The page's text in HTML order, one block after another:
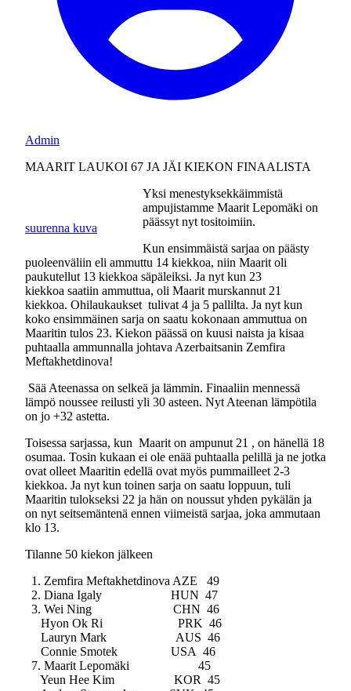
Admin
MAARIT LAUKOI 67 JA JÄI KIEKON FINAALISTA
suurenna kuva
Yksi menestyksekkäimmistä
ampujistamme Maarit Lepomäki on
päässyt nyt tositoimiin.
Kun ensimmäistä sarjaa on päästy
puoleenväliin eli ammuttu 14 kiekkoa, niin Maarit oli
paukutellut 13 kiekkoa säpäleiksi. Ja nyt kun 23
kiekkoa saatiin ammuttua, oli Maarit murskannut 21
kiekkoa. Ohilaukaukset tulivat 4 ja 5 pallilta. Ja nyt kun
koko ensimmäinen sarja on saatu kokonaan ammuttua on
Maaritin tulos 23. Kiekon päässä on kuusi naista ja kisaa
puhtaalla ammunnalla johtava Azerbaitsanin Zemfira
Meftakhetdinova!
Sää Ateenassa on selkeä ja lämmin. Finaaliin mennessä
lämpö noussee reilusti yli 30 asteen. Nyt Ateenan lämpötila
on jo +32 astetta.
Toisessa sarjassa, kun Maarit on ampunut 21 , on hänellä 18
osumaa. Tosin kukaan ei ole enää puhtaalla pelillä ja ne jotka
ovat olleet Maaritin edellä ovat myös pummailleet 2-3
kiekkoa. Ja nyt kun toinen sarja on saatu loppuun, tuli
Maaritin tulokseksi 22 ja hän on noussut yhden pykälän ja
on nyt seitsemäntenä ennen viimeistä sarjaa, joka ammutaan
klo 13.
Tilanne 50 kiekon jälkeen
1. Zemfira Meftakhetdinova AZE 49
2. Diana Igaly HUN 47
3. Wei Ning CHN 46
Hyon Ok Ri PRK 46
Lauryn Mark AUS 46
Connie Smotek USA 46
7. Maarit Lepomäki 45
Yeun Hee Kim KOR 45